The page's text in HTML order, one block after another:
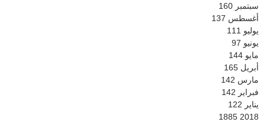
سبتمبر 160
أغسطس 137
يوليو 111
يونيو 97
مايو 144
أبريل 165
مارس 142
فبراير 142
يناير 122
2018
1885